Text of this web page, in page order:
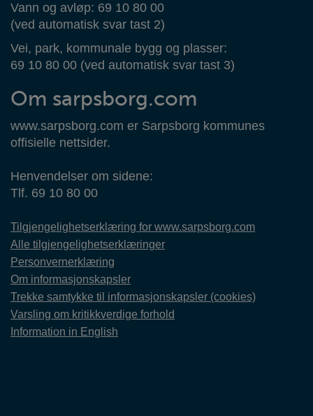
Vann og avløp: 69 10 80 00
(ved automatisk svar tast 2)
Vei, park, kommunale bygg og plasser:
69 10 80 00 (ved automatisk svar tast 3)
Om sarpsborg.com
www.sarpsborg.com er Sarpsborg kommunes
offisielle nettsider.
Henvendelser om sidene:
Tlf. 69 10 80 00
Tilgjengelighetserklæring for www.sarpsborg.com
Alle tilgjengelighetserklæringer
Personvernerklæring
Om informasjonskapsler
Trekke samtykke til informasjonskapsler (cookies)
Varsling om kritikkverdige forhold
Information in English